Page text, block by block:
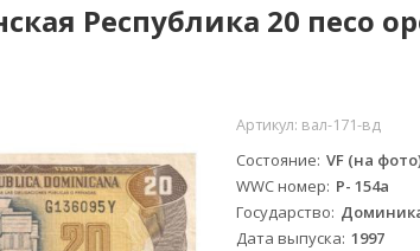
Республика 20 песо
Артикул: вал-171-вд
Состояние VF (на
WWC номер P- 154a
Государство
Дата выпуска 1997